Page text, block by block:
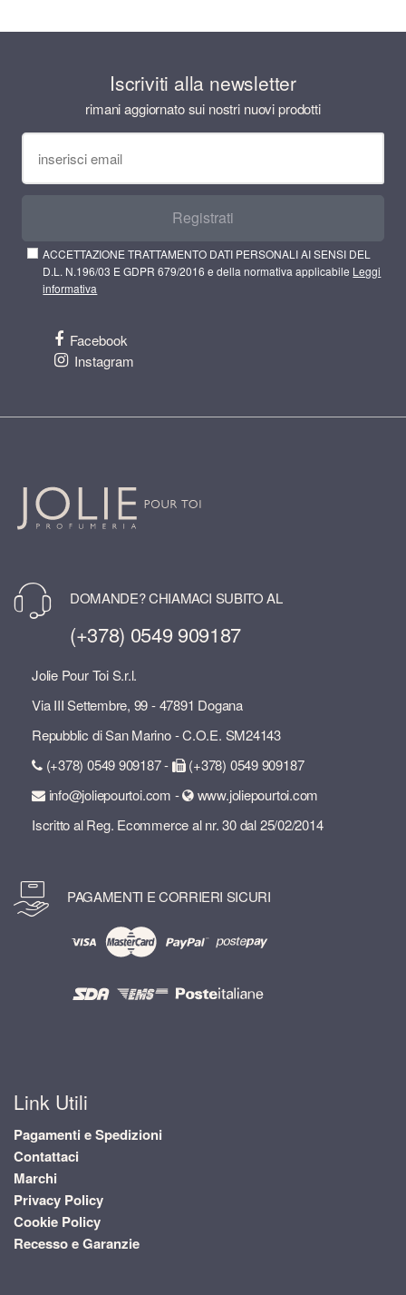
Iscriviti alla newsletter
rimani aggiornato sui nostri nuovi prodotti
Registrati
ACCETTAZIONE TRATTAMENTO DATI PERSONALI AI SENSI DEL
D.L. N.196/03 E GDPR 679/2016 e della normativa applicabile Leggi
informativa
Facebook
Instagram
DOMANDE? CHIAMACI SUBITO AL
(+378) 0549 909187
Jolie Pour Toi S.r.l.
Via III Settembre, 99 - 47891 Dogana
Repubblic di San Marino - C.O.E. SM24143
(+378) 0549 909187 -
(+378) 0549 909187
info@joliepourtoi.com -
www.joliepourtoi.com
Iscritto al Reg. Ecommerce al nr. 30 dal 25/02/2014
PAGAMENTI E CORRIERI SICURI
Link Utili
Pagamenti e Spedizioni
Contattaci
Marchi
Privacy Policy
Cookie Policy
Recesso e Garanzie